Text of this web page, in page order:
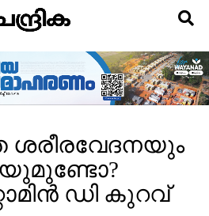
ശരീരവേദനയും
ഡി കുറവ്